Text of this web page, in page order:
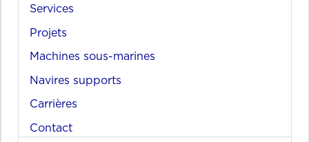
Services
Projets
Machines sous-marines
Navires supports
Carrières
Contact